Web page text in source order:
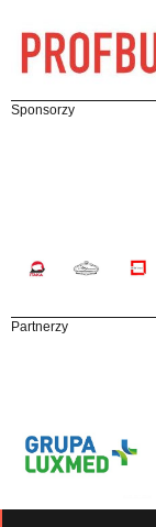
Sponsorzy
Partnerzy